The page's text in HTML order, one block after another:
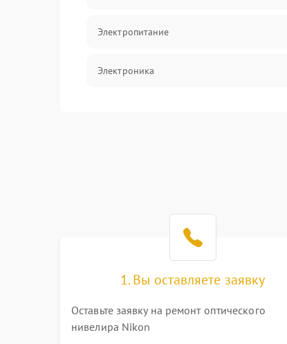
Электропитание
Электроника
1. Вы оставляете заявку
Оставьте заявку на ремонт оптического
нивелира Nikon